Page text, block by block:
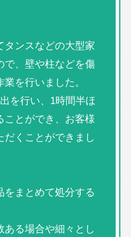
ンスなどの大型家
、壁や柱などを傷
を行いました。
を行い、1時間半ほ
ことができ、お客様
くことができまし
まとめて処分する
る場合や細々とし